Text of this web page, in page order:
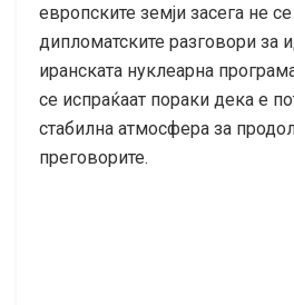
европските земји засега не
дипломатските разговори за
иранската нуклеарна
се испраќаат пораки дека е
стабилна атмосфера за
преговорите.